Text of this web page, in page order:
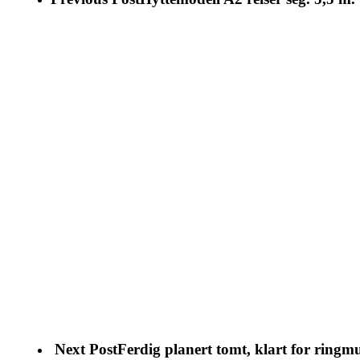
Next PostFerdig planert tomt, klart for